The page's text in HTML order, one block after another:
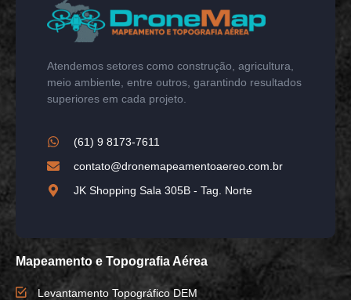
Atendemos setores como construção, agricultura,
meio ambiente, entre outros, garantindo resultados
superiores em cada projeto.
(61) 9 8173-7611
contato@dronemapeamentoaereo.com.br
JK Shopping Sala 305B - Tag. Norte
Mapeamento e Topografia Aérea
Levantamento Topográfico DEM